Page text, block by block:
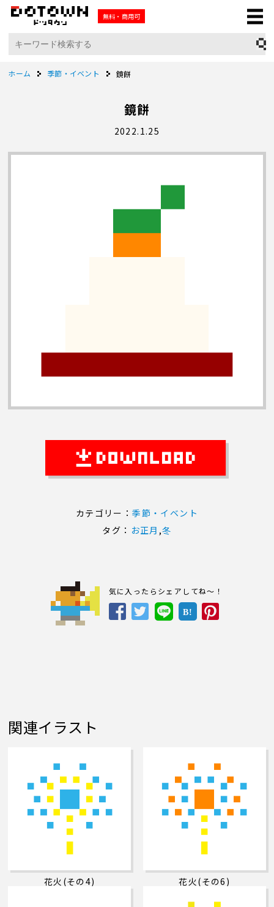
無料・商用可
ホーム 季節・イベント 鏡餅
鏡餅
2022.1.25
カテゴリー：季節・イベント
タグ： お正月 ,冬
気に入ったらシェアしてね～！
B!
関連イラスト
花火(その4) 花火(その6)